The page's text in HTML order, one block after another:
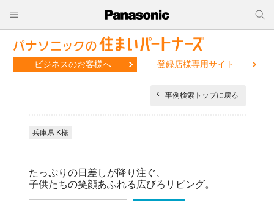
ビジネスのお客様へ 登録店様専用サイト
事例検索トップに戻る
兵庫県 K様
たっぷりの日差しが降り注ぐ、
子供たちの笑顔あふれる広びろリビング。